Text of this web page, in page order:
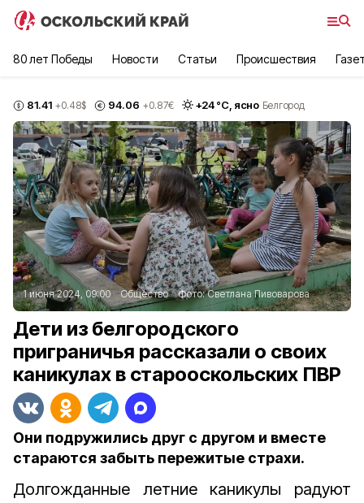
80 лет Победы Новости Статьи Происшествия
81.41 +0.48$ 94.06 +0.87€ +24°С, ясно Белгород
1 июня 2024, 09:00 Общество Фото:Светлана Пивоварова
Дети из белгородского
приграничья рассказали о своих
каникулах в старооскольских ПВР
Они подружились друг с другом и вместе
стараются забыть пережитые страхи.
Долгожданные летние каникулы радуют